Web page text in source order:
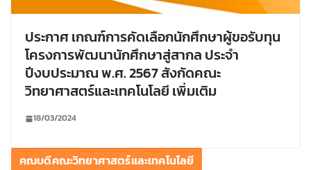
ประกาศ เกณฑ์การคัดเลือกนักศึกษาผู้ขอรับทุน
โครงการพัฒนานักศึกษาสู่สากล ประจำ
ปีงบประมาณ พ.ศ. 2567 สังกัดคณะ
วิทยาศาสตร์และเทคโนโลยี เพิ่มเติม
18/03/2024
คณบดีคณะวิทยาศาสตร์และเทคโนโลยี